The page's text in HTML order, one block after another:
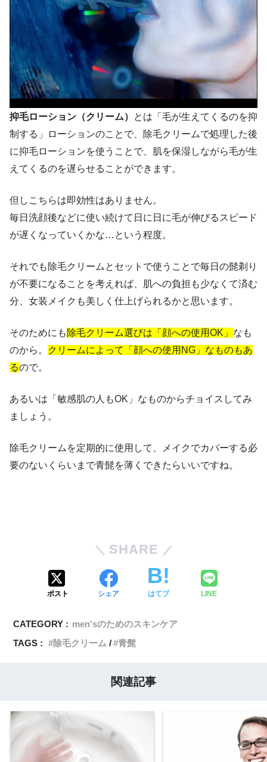
抑毛ローション（クリーム）
とは「毛が生えてくるのを抑
制する」ローションのことで、除毛クリームで処理した後
に抑毛ローションを使うことで、肌を保湿しながら毛が生
えてくるのを遅らせることができます。
但しこちらは即効性はありません。
毎日洗顔後などに使い続けて日に日に毛が伸びるスピード
が遅くなっていくかな…という程度。
それでも除毛クリームとセットで使うことで毎日の髭剃り
が不要になることを考えれば、肌への負担も少なくて済む
分、女装メイクも美しく仕上げられるかと思います。
そのためにも 除毛クリーム選びは「顔への使用OK」 なも
のから。
クリームによって「顔への使用NG」なものもあ
るので。
あるいは「敏感肌の人もOK」なものからチョイスしてみ
ましょう。
除毛クリームを定期的に使用して、メイクでカバーする必
要のないくらいまで青髭を薄くできたらいいですね。
SHARE
ポスト シェア はてブ LINE
CATEGORY : men'sのためのスキンケア
TAGS :
除毛クリーム 青髭
関連記事